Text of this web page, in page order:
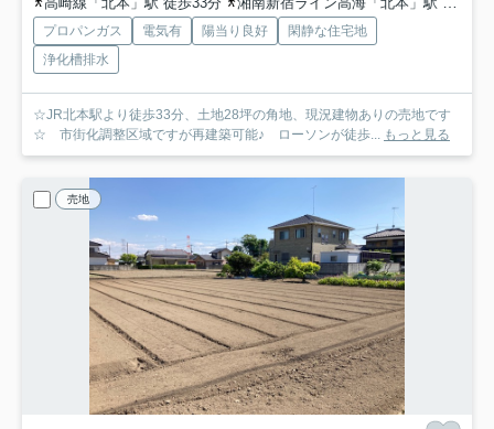
プロパンガス 電気有 陽当り良好
閑静な住宅地
浄化槽排水
☆JR北本駅より徒歩33分、土地28坪の角地、現況建物ありの売地です
☆ 市街化調整区域ですが再建築可能♪ ローソンが徒歩... もっと見る
売地